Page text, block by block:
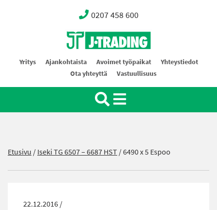
0207 458 600
Oy J-Trading Ab
Yritys Ajankohtaista Avoimet työpaikat
Yhteystiedot
Ota yhteyttä
Vastuullisuus
Etusivu /Iseki TG 6507 – 6687 HST/6490 x 5 Espoo
22.12.2016 /